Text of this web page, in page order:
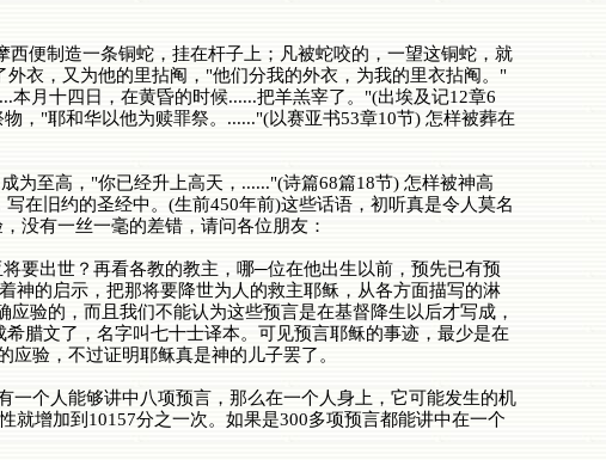
便制造一条铜蛇，挂在杆子上；凡被蛇咬的，一望这铜蛇，就
衣，又为他的里拈阄，"他们分我的外衣，为我的里衣拈阄。"
月十四日，在黄昏的时候......把羊羔宰了。"(出埃及记12章6
，"耶和华以他为赎罪祭。......"(以赛亚书53章10节) 怎样被葬在
至高，"你已经升上高天，......"(诗篇68篇18节) 怎样被神高
在旧约的圣经中。(生前450年前)这些话语，初听真是令人莫名
没有一丝一毫的差错，请问各位朋友：
出世？再看各教的教主，哪─位在他出生以前，预先已有预
神的启示，把那将要降世为人的救主耶稣，从各方面描写的淋
验的，而且我们不能认为这些预言是在基督降生以后才写成，
腊文了，名字叫七十士译本。可见预言耶稣的事迹，最少是在
验，不过证明耶稣真是神的儿子罢了。
个人能够讲中八项预言，那么在一个人身上，它可能发生的机
就增加到10157分之一次。如果是300多项预言都能讲中在一个